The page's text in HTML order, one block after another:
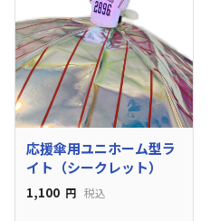
応援傘用ユニホーム型ラ
イト（シークレット）
1,100 円 税込